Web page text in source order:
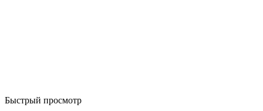
Быстрый просмотр